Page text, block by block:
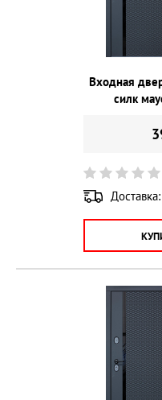
Входная
силк
Доставка: